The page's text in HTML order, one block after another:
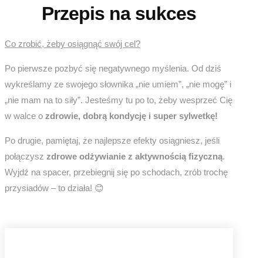
Przepis na sukces
Co zrobić, żeby osiągnąć swój cel?
Po pierwsze pozbyć się negatywnego myślenia. Od dziś
wykreślamy ze swojego słownika „nie umiem”, „nie mogę” i
„nie mam na to siły”. Jesteśmy tu po to, żeby wesprzeć Cię
w walce o zdrowie, dobrą kondycję i super sylwetkę!
Po drugie, pamiętaj, że najlepsze efekty osiągniesz, jeśli
połączysz zdrowe odżywianie z aktywnością fizyczną.
Wyjdź na spacer, przebiegnij się po schodach, zrób trochę
przysiadów – to działa! 😊